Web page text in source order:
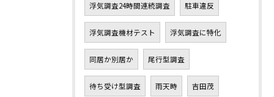
浮気調査24時間連続調査 駐車違反
浮気調査機材テスト 浮気調査に特化
同居か別居か 尾行型調査
待ち受け型調査 雨天時 吉田茂